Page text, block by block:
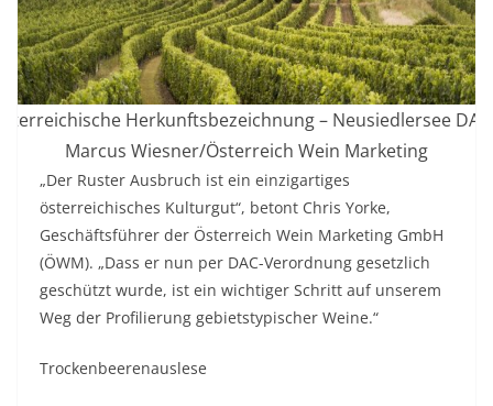
Herkunftsbezeichnung – Neusiedlersee DAC
Marcus Wiesner/Österreich Wein Marketing
„Der Ruster Ausbruch ist ein einzigartiges
österreichisches Kulturgut“, betont Chris Yorke,
Geschäftsführer der Österreich Wein Marketing GmbH
(ÖWM). „Dass er nun per DAC-Verordnung gesetzlich
geschützt wurde, ist ein wichtiger Schritt auf unserem
Weg der Profilierung gebietstypischer Weine.“
Trockenbeerenauslese